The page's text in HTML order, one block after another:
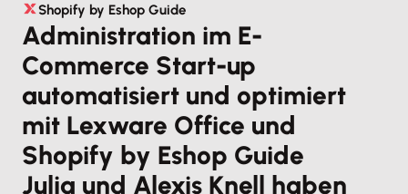
Shopify by Eshop Guide
Administration im E-
Commerce Start-up
automatisiert und optimiert
mit Lexware Office und
Shopify by Eshop Guide
Julia und Alexis Knell haben